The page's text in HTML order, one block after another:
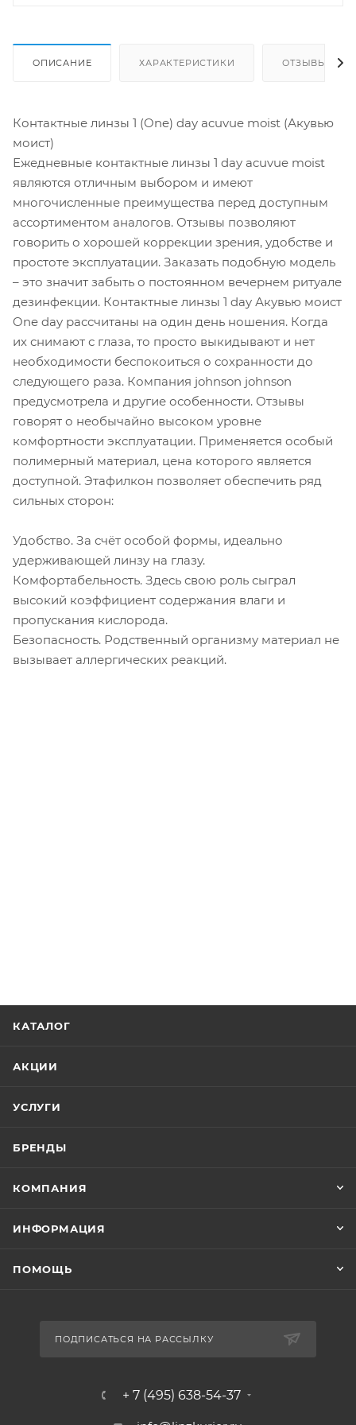
ОПИСАНИЕ ХАРАКТЕРИСТИКИ ОТЗЫВЫ
Контактные линзы 1 (One) day acuvue moist (Акувью
моист)
Ежедневные контактные линзы 1 day acuvue moist
являются отличным выбором и имеют
многочисленные преимущества перед доступным
ассортиментом аналогов. Отзывы позволяют
говорить о хорошей коррекции зрения, удобстве и
простоте эксплуатации. Заказать подобную модель
– это значит забыть о постоянном вечернем ритуале
дезинфекции. Контактные линзы 1 day Акувью моист
One day рассчитаны на один день ношения. Когда
их снимают с глаза, то просто выкидывают и нет
необходимости беспокоиться о сохранности до
следующего раза. Компания johnson johnson
предусмотрела и другие особенности. Отзывы
говорят о необычайно высоком уровне
комфортности эксплуатации. Применяется особый
полимерный материал, цена которого является
доступной. Этафилкон позволяет обеспечить ряд
сильных сторон:
Удобство. За счёт особой формы, идеально
удерживающей линзу на глазу.
Комфортабельность. Здесь свою роль сыграл
высокий коэффициент содержания влаги и
пропускания кислорода.
Безопасность. Родственный организму материал не
вызывает аллергических реакций.
КАТАЛОГ
АКЦИИ
УСЛУГИ
БРЕНДЫ
КОМПАНИЯ
ИНФОРМАЦИЯ
ПОМОЩЬ
ПОДПИСАТЬСЯ НА РАССЫЛКУ
+ 7 (495) 638-54-37